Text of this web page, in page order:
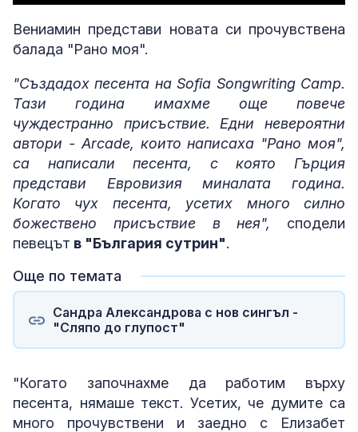
Вениамин представи новата си прочувствена
балада "Рано моя".
"Създадох песента на Sofia Songwriting Camp.
Тази година имахме още повече
чуждестранно присъствие. Едни невероятни
автори - Arcade, които написаха "Рано моя",
са написали песента, с която Гърция
представи Евровизия миналата година.
Когато чух песента, усетих много силно
божествено присъствие в нея", сподели
певецът в "България сутрин".
Още по темата
Сандра Александрова с нов сингъл -
"Сляпо до глупост"
"Когато започнахме да работим върху
песента, нямаше текст. Усетих, че думите са
много прочувствени и заедно с Елизабет